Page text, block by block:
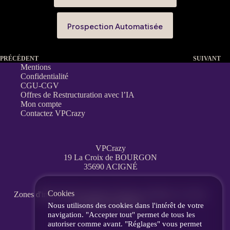
Prospection Automatisée
PRÉCÉDENT SUIVANT
Mentions
Confidentialité
CGU-CGV
Offres de Restructuration avec l’IA
Mon compte
Contactez VPCrazy
VPCrazy
19 La Croix de BOURGON
35690 ACIGNÉ
Zones d'interventions partout en France
messagerie, téléphone.
Cookies
Nous utilisons des cookies dans l'intérêt de votre
navigation. "Accepter tout" permet de tous les
autoriser comme avant. "Réglages" vous permet